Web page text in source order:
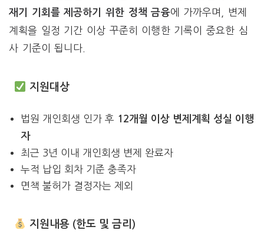
재기 기회를 제공하기 위한 정책 금융에 가까우며, 변제
계획을 일정 기간 이상 꾸준히 이행한 기록이 중요한 심
사 기준이 됩니다.
지원대상
법원 개인회생 인가 후 12개월 이상 변제계획 성실 이행
자
최근 3년 이내 개인회생 변제 완료자
누적 납입 회차 기준 충족자
면책 불허가 결정자는 제외
지원내용 (한도 및 금리)